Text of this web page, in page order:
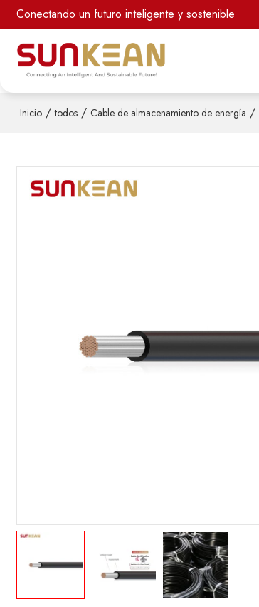
Conectando un futuro inteligente y sostenible
Inicio / todos / Cable de almacenamiento de energía /